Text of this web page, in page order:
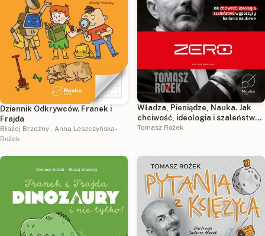
Dziennik Odkrywców. Franek i
Frajda
Błażej Brzeźny , Anna Leszczyńska-
Rożek
Władza, Pieniądze, Nauka. Jak
chciwość, ideologia i szaleństwo
wypaczyły badania naukowe
Tomasz Rożek